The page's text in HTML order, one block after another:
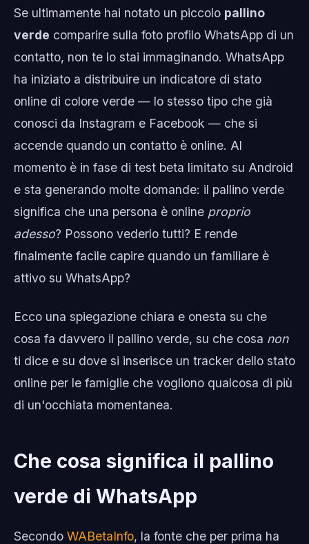
Se ultimamente hai notato un piccolo pallino
verde comparire sulla foto profilo WhatsApp di un
contatto, non te lo stai immaginando. WhatsApp
ha iniziato a distribuire un indicatore di stato
online di colore verde — lo stesso tipo che già
conosci da Instagram e Facebook — che si
accende quando un contatto è online. Al
momento è in fase di test beta limitato su Android
e sta generando molte domande: il pallino verde
significa che una persona è online proprio
adesso? Possono vederlo tutti? E rende
finalmente facile capire quando un familiare è
attivo su WhatsApp?
Ecco una spiegazione chiara e onesta su che
cosa fa davvero il pallino verde, su che cosa non
ti dice e su dove si inserisce un tracker dello stato
online per le famiglie che vogliono qualcosa di più
di un'occhiata momentanea.
Che cosa significa il pallino
verde di WhatsApp
Secondo WABetaInfo, la fonte che per prima ha